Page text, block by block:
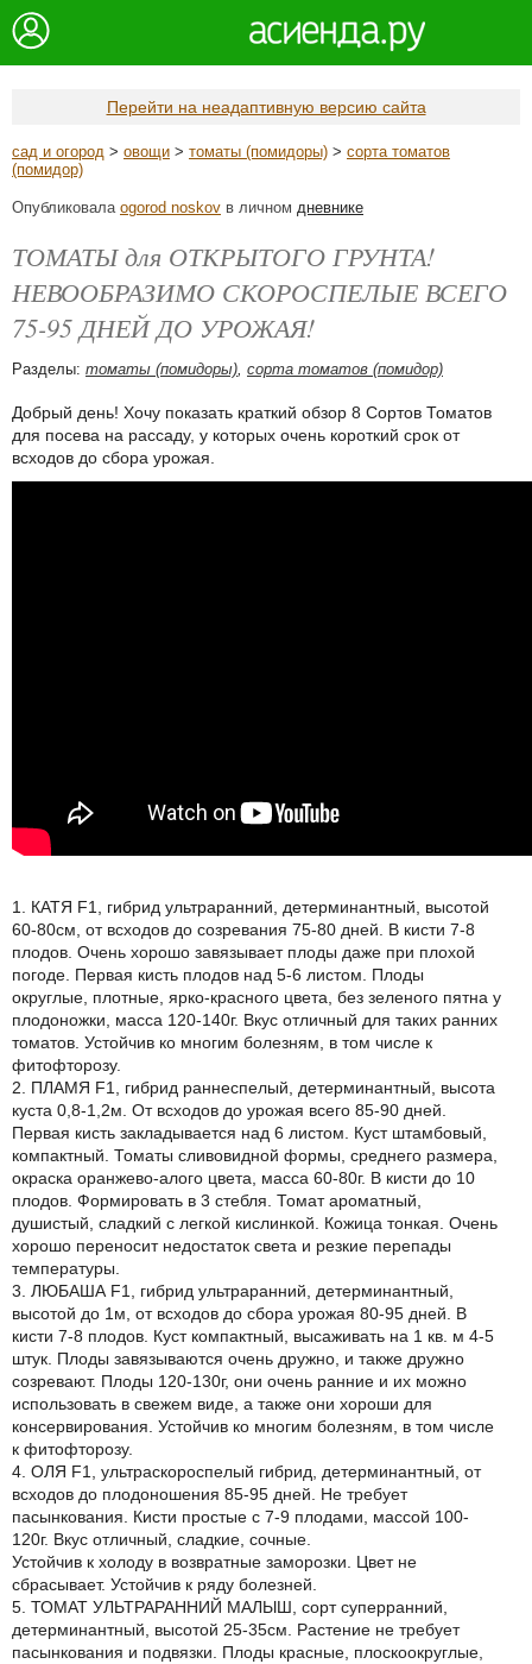
Перейти на неадаптивную версию сайта
сад и огород > овощи > томаты (помидоры) > сорта томатов
(помидор)
Опубликовала ogorod noskov в личном дневнике
ТОМАТЫ для ОТКРЫТОГО ГРУНТА!
НЕВООБРАЗИМО СКОРОСПЕЛЫЕ ВСЕГО
75-95 ДНЕЙ ДО УРОЖАЯ!
Разделы: томаты (помидоры), сорта томатов (помидор)
Добрый день! Хочу показать краткий обзор 8 Сортов Томатов
для посева на рассаду, у которых очень короткий срок от
всходов до сбора урожая.
1. КАТЯ F1, гибрид ультраранний, детерминантный, высотой
60-80см, от всходов до созревания 75-80 дней. В кисти 7-8
плодов. Очень хорошо завязывает плоды даже при плохой
погоде. Первая кисть плодов над 5-6 листом. Плоды
округлые, плотные, ярко-красного цвета, без зеленого пятна у
плодоножки, масса 120-140г. Вкус отличный для таких ранних
томатов. Устойчив ко многим болезням, в том числе к
фитофторозу.
2. ПЛАМЯ F1, гибрид раннеспелый, детерминантный, высота
куста 0,8-1,2м. От всходов до урожая всего 85-90 дней.
Первая кисть закладывается над 6 листом. Куст штамбовый,
компактный. Томаты сливовидной формы, среднего размера,
окраска оранжево-алого цвета, масса 60-80г. В кисти до 10
плодов. Формировать в 3 стебля. Томат ароматный,
душистый, сладкий с легкой кислинкой. Кожица тонкая. Очень
хорошо переносит недостаток света и резкие перепады
температуры.
3. ЛЮБАША F1, гибрид ультраранний, детерминантный,
высотой до 1м, от всходов до сбора урожая 80-95 дней. В
кисти 7-8 плодов. Куст компактный, высаживать на 1 кв. м 4-5
штук. Плоды завязываются очень дружно, и также дружно
созревают. Плоды 120-130г, они очень ранние и их можно
использовать в свежем виде, а также они хороши для
консервирования. Устойчив ко многим болезням, в том числе
к фитофторозу.
4. ОЛЯ F1, ультраскороспелый гибрид, детерминантный, от
всходов до плодоношения 85-95 дней. Не требует
пасынкования. Кисти простые с 7-9 плодами, массой 100-
120г. Вкус отличный, сладкие, сочные.
Устойчив к холоду в возвратные заморозки. Цвет не
сбрасывает. Устойчив к ряду болезней.
5. ТОМАТ УЛЬТРАРАННИЙ МАЛЫШ, сорт суперранний,
детерминантный, высотой 25-35см. Растение не требует
пасынкования и подвязки. Плоды красные, плоскоокруглые,